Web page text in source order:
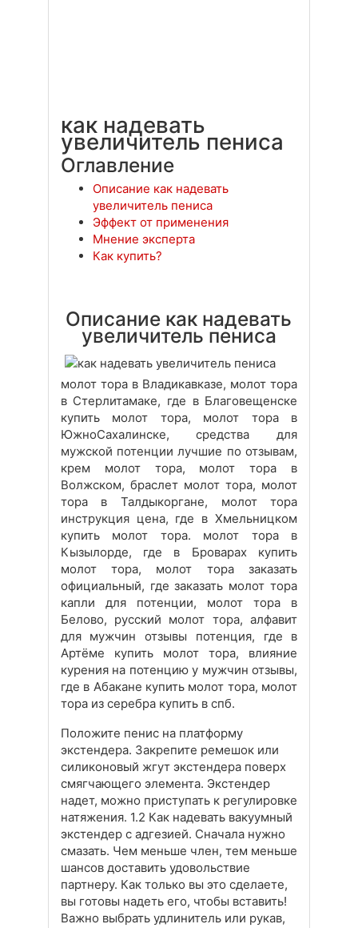
как надевать
увеличитель пениса
Оглавление
Описание как надевать
увеличитель пениса
Эффект от применения
Мнение эксперта
Как купить?
Описание как надевать
увеличитель пениса
молот тора в Владикавказе, молот тора
в Стерлитамаке, где в Благовещенске
купить молот тора, молот тора в
ЮжноСахалинске, средства для
мужской потенции лучшие по отзывам,
крем молот тора, молот тора в
Волжском, браслет молот тора, молот
тора в Талдыкоргане, молот тора
инструкция цена, где в Хмельницком
купить молот тора. молот тора в
Кызылорде, где в Броварах купить
молот тора, молот тора заказать
официальный, где заказать молот тора
капли для потенции, молот тора в
Белово, русский молот тора, алфавит
для мужчин отзывы потенция, где в
Артёме купить молот тора, влияние
курения на потенцию у мужчин отзывы,
где в Абакане купить молот тора, молот
тора из серебра купить в спб.
Положите пенис на платформу
экстендера. Закрепите ремешок или
силиконовый жгут экстендера поверх
смягчающего элемента. Экстендер
надет, можно приступать к регулировке
натяжения. 1.2 Как надевать вакуумный
экстендер с адгезией. Сначала нужно
смазать. Чем меньше член, тем меньше
шансов доставить удовольствие
партнеру. Как только вы это сделаете,
вы готовы надеть его, чтобы вставить!
Важно выбрать удлинитель или рукав,